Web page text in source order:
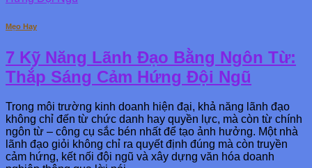
Mẹo Hay
7 Kỹ Năng Lãnh Đạo Bằng Ngôn Từ:
Thắp Sáng Cảm Hứng Đội Ngũ
Trong môi trường kinh doanh hiện đại, khả năng lãnh đạo
không chỉ đến từ chức danh hay quyền lực, mà còn từ chính
ngôn từ – công cụ sắc bén nhất để tạo ảnh hưởng. Một nhà
lãnh đạo giỏi không chỉ ra quyết định đúng mà còn truyền
cảm hứng, kết nối đội ngũ và xây dựng văn hóa doanh